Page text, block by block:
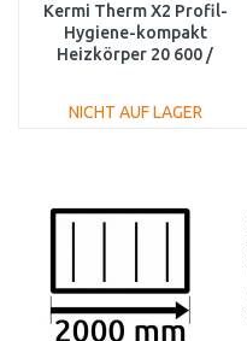
Kermi Therm X2 Profil-
Hygiene-kompakt
Heizkörper 20 600 /
NICHT AUF LAGER
Vergleichen